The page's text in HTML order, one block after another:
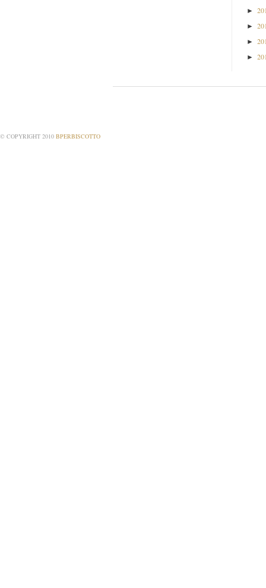
►
►
►
►
© COPYRIGHT 2010 BPERBISCOTTO